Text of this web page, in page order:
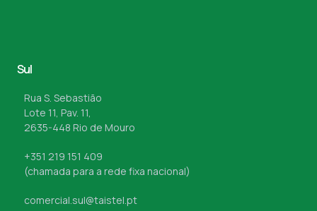
Sul
Rua S. Sebastião
Lote 11, Pav. 11,
2635-448 Rio de Mouro
+351 219 151 409
(chamada para a rede fixa nacional)
comercial.sul@taistel.pt